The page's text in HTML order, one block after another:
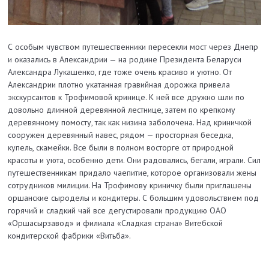
С особым чувством путешественники пересекли мост через Днепр
и оказались в Александрии — на родине Президента Беларуси
Александра Лукашенко, где тоже очень красиво и уютно. От
Александрии плотно укатанная гравийная дорожка привела
экскурсантов к Трофимовой кринице. К ней все дружно шли по
довольно длинной деревянной лестнице, затем по крепкому
деревянному помосту, так как низина заболочена. Над криничкой
сооружен деревянный навес, рядом — просторная беседка,
купель, скамейки. Все были в полном восторге от природной
красоты и уюта, особенно дети. Они радовались, бегали, играли. Сил
путешественникам придало чаепитие, которое организовали жены
сотрудников милиции. На Трофимову криничку были приглашены
оршанские сыроделы и кондитеры. С большим удовольствием под
горячий и сладкий чай все дегустировали продукцию ОАО
«Оршасырзавод» и филиала «Сладкая страна» Витебской
кондитерской фабрики «Витьба».